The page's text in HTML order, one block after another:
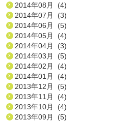
2014年08月 (4)
2014年07月 (3)
2014年06月 (5)
2014年05月 (4)
2014年04月 (3)
2014年03月 (5)
2014年02月 (4)
2014年01月 (4)
2013年12月 (5)
2013年11月 (4)
2013年10月 (4)
2013年09月 (5)